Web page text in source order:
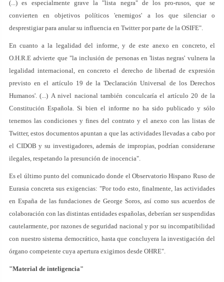
(...) es especialmente grave la "lista negra" de los pro-rusos, que se
convierten en objetivos políticos 'enemigos' a los que silenciar o
desprestigiar para anular su influencia en Twitter por parte de la OSIFE".
En cuanto a la legalidad del informe, y de este anexo en concreto, el
O.H.R.E advierte que "la inclusión de personas en 'listas negras' vulnera la
legalidad internacional, en concreto el derecho de libertad de expresión
previsto en el artículo 19 de la 'Declaración Universal de los Derechos
Humanos'. (...) A nivel nacional también conculcaría el artículo 20 de la
Constitución Española. Si bien el informe no ha sido publicado y sólo
tenemos las condiciones y fines del contrato y el anexo con las listas de
Twitter, estos documentos apuntan a que las actividades llevadas a cabo por
el CIDOB y su investigadores, además de impropias, podrían considerarse
ilegales, respetando la presunción de inocencia".
Es el último punto del comunicado donde el Observatorio Hispano Ruso de
Eurasia concreta sus exigencias: "Por todo esto, finalmente, las actividades
en España de las fundaciones de George Soros, así como sus acuerdos de
colaboración con las distintas entidades españolas, deberían ser suspendidas
cautelarmente, por razones de seguridad nacional y por su incompatibilidad
con nuestro sistema democrático, hasta que concluyera la investigación del
órgano competente cuya apertura exigimos desde OHRE".
"Material de inteligencia"